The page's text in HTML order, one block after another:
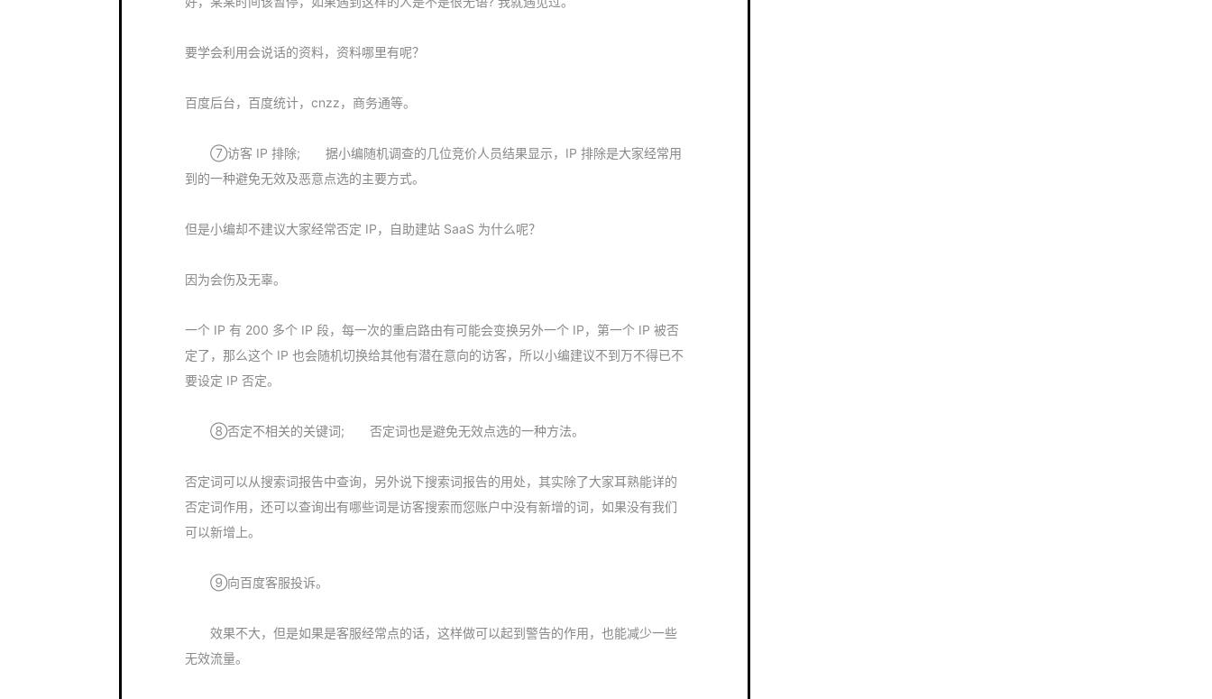
要学会利用会说话的资料，资料哪里有呢？
百度后台，百度统计，cnzz，商务通等。
⑦访客 IP 排除; 据小编随机调查的几位竞价人员结果显示，IP 排除是大家经常用
到的一种避免无效及恶意点选的主要方式。
但是小编却不建议大家经常否定 IP，自助建站 SaaS 为什么呢？
因为会伤及无辜。
一个 IP 有 200 多个 IP 段，每一次的重启路由有可能会变换另外一个 IP，第一个 IP 被否
定了，那么这个 IP 也会随机切换给其他有潜在意向的访客，所以小编建议不到万不得已不
要设定 IP 否定。
⑧否定不相关的关键词; 否定词也是避免无效点选的一种方法。
否定词可以从搜索词报告中查询，另外说下搜索词报告的用处，其实除了大家耳熟能详的
否定词作用，还可以查询出有哪些词是访客搜索而您账户中没有新增的词，如果没有我们
可以新增上。
⑨向百度客服投诉。
效果不大，但是如果是客服经常点的话，这样做可以起到警告的作用，也能减少一些
无效流量。